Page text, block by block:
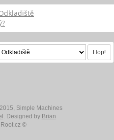
Simple Machines
. Designed by Brian
©